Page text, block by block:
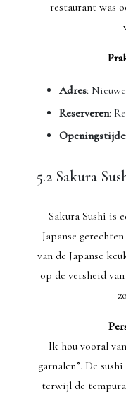
restaurant was
Adres:
Reserveren:
5.2 Sakura
Sakura Sushi is
Japanse
van de Japanse
op de versheid
Ik hou vooral
garnalen”. De
terwijl de